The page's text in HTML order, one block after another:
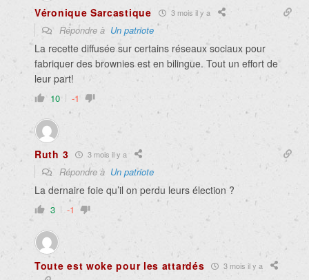
Véronique Sarcastique 3 mois il y a
Répondre à Un patriote
La recette diffusée sur certains réseaux sociaux pour
fabriquer des brownies est en bilingue. Tout un effort de
leur part!
10 -1
Ruth 3 3 mois il y a
Répondre à Un patriote
La dernaire foie qu’il on perdu leurs élection ?
3 -1
Toute est woke pour les attardés 3 mois il y a